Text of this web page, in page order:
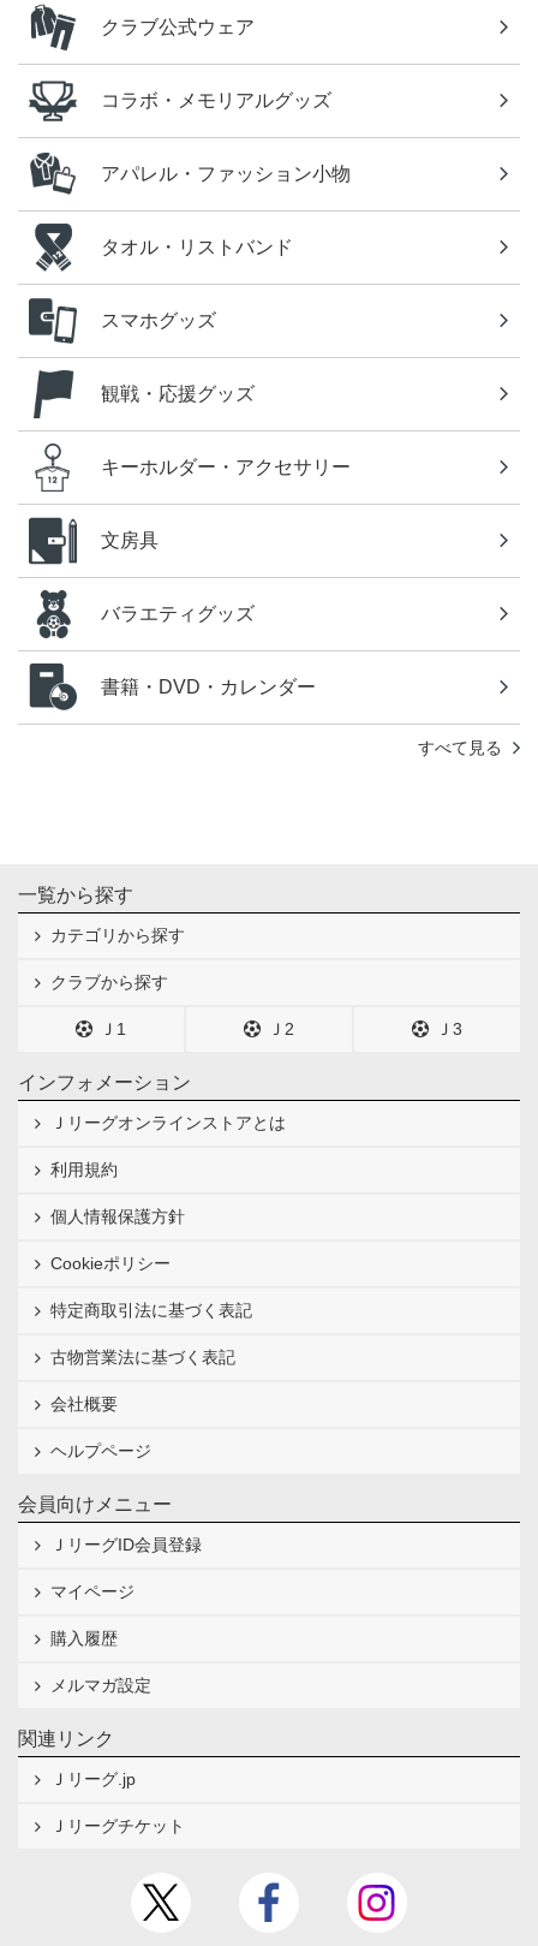
クラブ公式ウェア
コラボ・メモリアルグッズ
アパレル・ファッション小物
タオル・リストバンド
スマホグッズ
観戦・応援グッズ
キーホルダー・アクセサリー
文房具
バラエティグッズ
書籍・DVD・カレンダー
すべて見る
一覧から探す
カテゴリから探す
クラブから探す
Ｊ1 Ｊ2 Ｊ3
インフォメーション
Ｊリーグオンラインストアとは
利用規約
個人情報保護方針
Cookieポリシー
特定商取引法に基づく表記
古物営業法に基づく表記
会社概要
ヘルプページ
会員向けメニュー
ＪリーグID会員登録
マイページ
購入履歴
メルマガ設定
関連リンク
Ｊリーグ.jp
Ｊリーグチケット